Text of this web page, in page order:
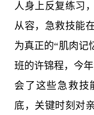
人身上反复练习
从容，急救技能
为真正的“肌肉记
班的许锦程，今
会了这些急救技
底，关键时刻对